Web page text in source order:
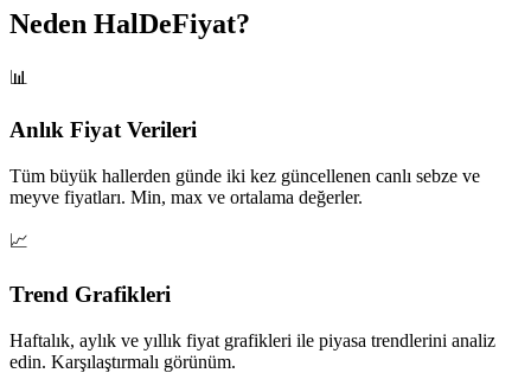
Neden HalDeFiyat?
📊
Anlık Fiyat Verileri
Tüm büyük hallerden günde iki kez güncellenen canlı sebze ve
meyve fiyatları. Min, max ve ortalama değerler.
📈
Trend Grafikleri
Haftalık, aylık ve yıllık fiyat grafikleri ile piyasa trendlerini analiz
edin. Karşılaştırmalı görünüm.